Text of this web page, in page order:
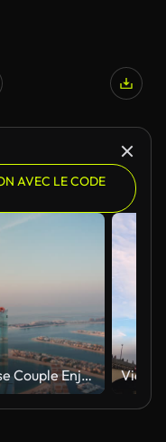
AVEC LE CODE
Diverse Couple Enjoying Sunset Views from High Rise Sky Deck Overlooking Palm Jumeirah